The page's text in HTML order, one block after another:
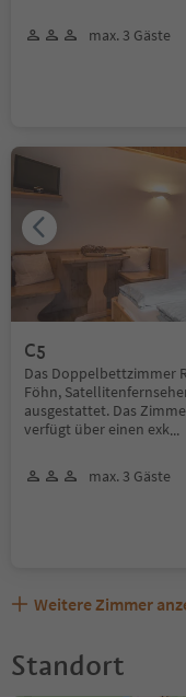
max. 3 Gäste
C5
Das Doppelbettzimmer
Föhn,
ausgestattet. Das
verfügt über einen exk...
max. 3 Gäste
Weitere Zimmer
Standort